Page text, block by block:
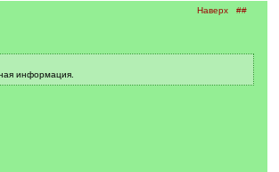
Наверх ##
информация.